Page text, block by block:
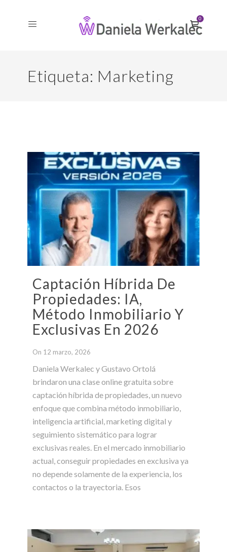
0
Etiqueta: Marketing
Captación Híbrida De
Propiedades: IA,
Método Inmobiliario Y
Exclusivas En 2026
On 12 marzo, 2026
Daniela Werkalec y Gustavo Ortolá
brindaron una clase online gratuita sobre
captación híbrida de propiedades, un nuevo
enfoque que combina método inmobiliario,
inteligencia artificial, marketing digital y
seguimiento sistemático para lograr
exclusivas reales. En el mercado inmobiliario
actual, conseguir propiedades en exclusiva ya
no depende solamente de la experiencia, los
contactos o la trayectoria. Esos